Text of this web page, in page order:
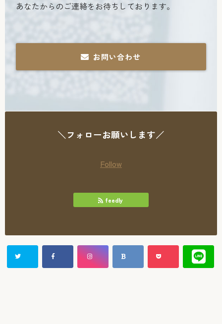
あなたからのご連絡をお待ちしております。
お問い合わせ
＼フォローお願いします／
Follow
feedly